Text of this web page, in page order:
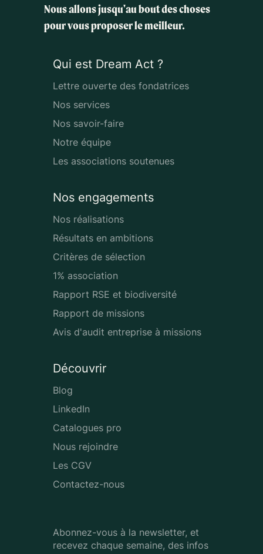
Nous allons jusqu'au bout des choses
pour vous proposer le meilleur.
Qui est Dream Act ?
Lettre ouverte des fondatrices
Nos services
Nos savoir-faire
Notre équipe
Les associations soutenues
Nos engagements
Nos réalisations
Résultats en ambitions
Critères de sélection
1% association
Rapport RSE et biodiversité
Rapport de missions
Avis d'audit entreprise à missions
Découvrir
Blog
LinkedIn
Catalogues pro
Nous rejoindre
Les CGV
Contactez-nous
Abonnez-vous à la newsletter, et
recevez chaque semaine, des infos